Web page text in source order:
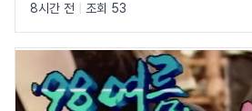
8시간 전 조회 53